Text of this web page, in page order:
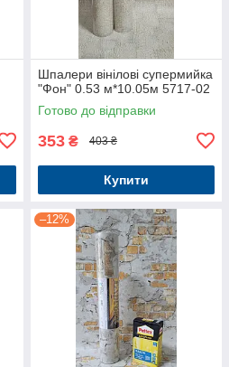
Шпалери вінілові супермийка
"Фон" 0.53 м*10.05м 5717-02
Готово до відправки
353 ₴ 403 ₴
Купити
–12%